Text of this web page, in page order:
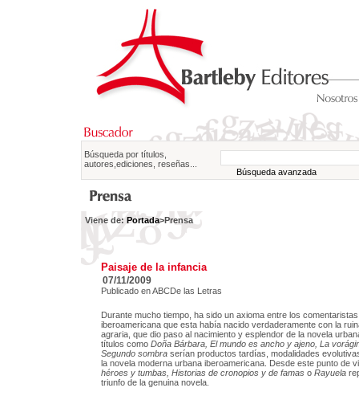
Búsqueda por títulos,
autores,ediciones, reseñas...
Búsqueda avanzada
Viene de: Portada>Prensa
Paisaje de la infancia
07/11/2009
Publicado en ABCDe las Letras
Durante mucho tiempo, ha sido un axioma entre los
iberoamericana que esta había nacido verdaderamente con la
agraria, que dio paso al nacimiento y esplendor de la novela
títulos como Doña Bárbara, El mundo es ancho y ajeno, La
Segundo sombraserían productos tardías, modalidades
la novela moderna urbana iberoamericana. Desde este punto de
héroes y tumbas, Historias de cronopios y de famas o Rayuela
triunfo de la genuina novela.